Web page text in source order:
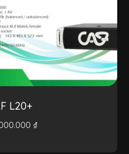
L20+
₫